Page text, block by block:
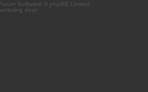
Software © phpBB Limited
door